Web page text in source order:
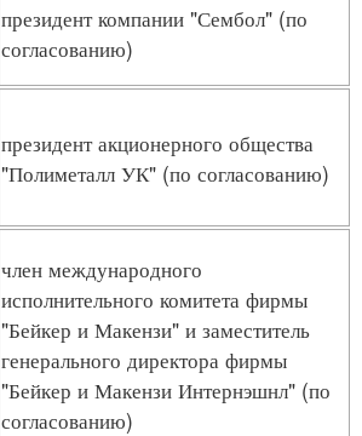
президент компании "Сембол" (по
согласованию)
президент акционерного общества
"Полиметалл УК" (по согласованию)
член международного
исполнительного комитета фирмы
"Бейкер и Макензи" и заместитель
генерального директора фирмы
"Бейкер и Макензи Интернэшнл" (по
согласованию)